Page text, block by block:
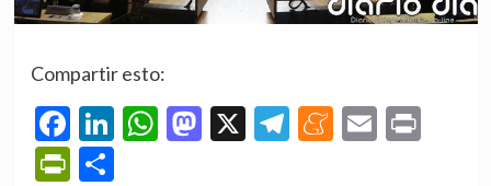
Compartir esto:
Facebook
LinkedIn
WhatsApp
Mastodon
X Telegram
Meneame
Email
PrintFriendly
Compartir